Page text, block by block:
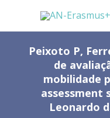
Peixoto P,
de
mobilidade
assessment
Leonardo